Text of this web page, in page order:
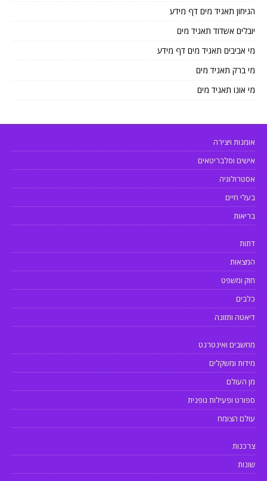
הגיחון תאגיד מים דף מידע
יובלים אשדוד תאגיד מים
מי אביבים תאגיד מים דף מידע
מי ברק תאגיד מים
מי אונו תאגיד מים
אומנות ויצירה
אישים וסלבריטאים
אסטרולוגיה
בעלי חיים
בריאות
דתות
המצאות
חוק ומשפט
כלבים
דיאטה ותזונה
מחשבים ואינטרנט
מידות ומשקלים
מן העולם
ספורט ופעילות גופנית
עולם הצומח
צרכנות
שונות